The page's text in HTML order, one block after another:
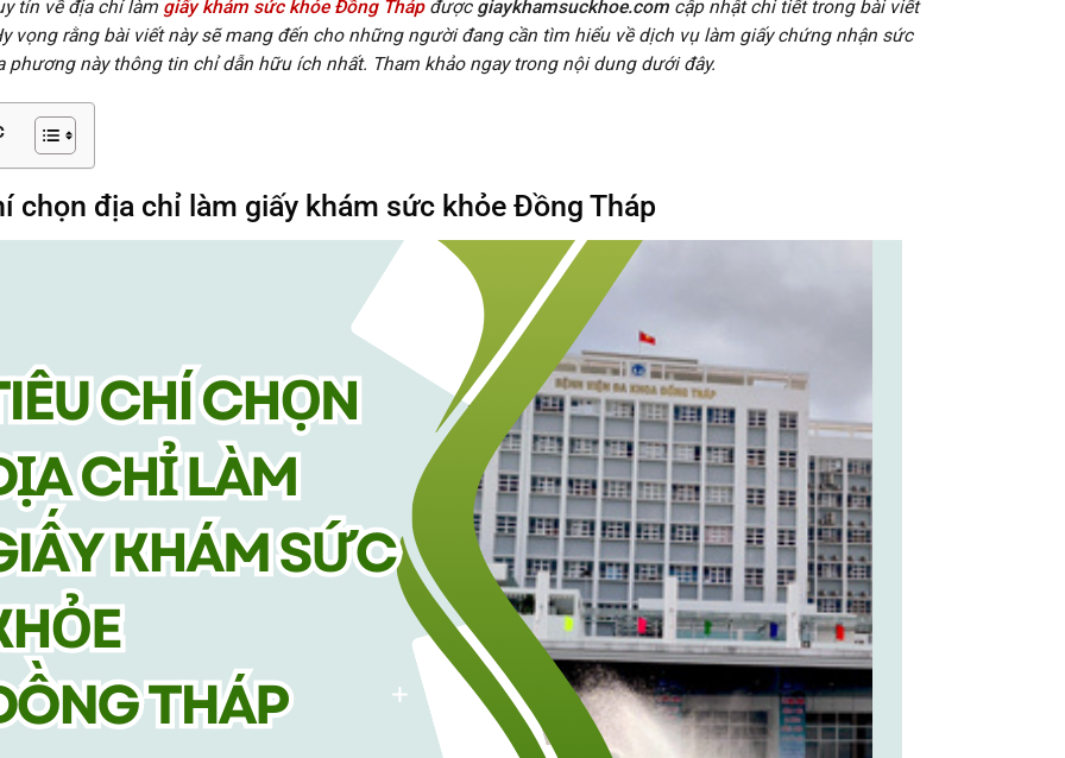
tín về địa chỉ làm giấy khám sức khỏe Đồng Thápđượcgiaykhamsuckhoe.com cập nhật chi tiết trong bài viết
vọng rằng bài viết này sẽ mang đến cho những người đang cần tìm hiểu về dịch vụ làm giấy chứng nhận sức
phương này thông tin chỉ dẫn hữu ích nhất. Tham khảo ngay trong nội dung dưới đây.
chọn địa chỉ làm giấy khám sức khỏe Đồng Tháp